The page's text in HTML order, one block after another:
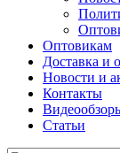
Оптовикам
Доставка и
Новости и
Контакты
Статьи